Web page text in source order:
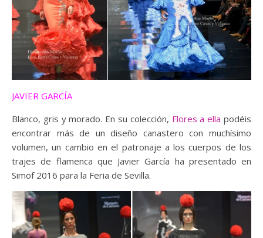
JAVIER GARCÍA
Blanco, gris y morado. En su colección, Flores a ella podéis
encontrar más de un diseño canastero con muchísimo
volumen, un cambio en el patronaje a los cuerpos de los
trajes de flamenca que Javier García ha presentado en
Simof 2016 para la Feria de Sevilla.